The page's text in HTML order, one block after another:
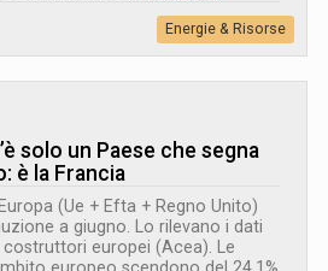
Energie & Risorse
solo un Paese che segna
è la Francia
(Ue + Efta + Regno Unito)
a giugno. Lo rilevano i dati
costruttori europei (Acea). Le
europeo scendono del 24,1%